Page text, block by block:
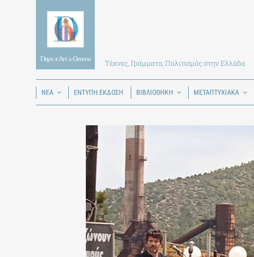
Τέχνες, Γράμματα, Πολιτισμός στην Ελλάδα
ΝΕΑ ΕΝΤΥΠΗ ΕΚΔΟΣΗ ΒΙΒΛΙΟΘΗΚΗ ΜΕΤΑΠΤΥΧΙΑΚΑ